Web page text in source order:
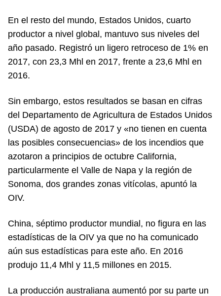
En el resto del mundo, Estados Unidos, cuarto
productor a nivel global, mantuvo sus niveles del
año pasado. Registró un ligero retroceso de 1% en
2017, con 23,3 Mhl en 2017, frente a 23,6 Mhl en
2016.
Sin embargo, estos resultados se basan en cifras
del Departamento de Agricultura de Estados Unidos
(USDA) de agosto de 2017 y «no tienen en cuenta
las posibles consecuencias» de los incendios que
azotaron a principios de octubre California,
particularmente el Valle de Napa y la región de
Sonoma, dos grandes zonas vitícolas, apuntó la
OIV.
China, séptimo productor mundial, no figura en las
estadísticas de la OIV ya que no ha comunicado
aún sus estadísticas para este año. En 2016
produjo 11,4 Mhl y 11,5 millones en 2015.
La producción australiana aumentó por su parte un